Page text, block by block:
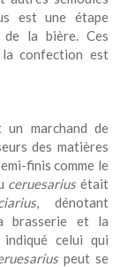
est une étape
de la bière. Ces
confection est
marchand de
des matières
finis comme le
ceruesariusétait
, dénotant
brasserie et la
celui qui
peut se